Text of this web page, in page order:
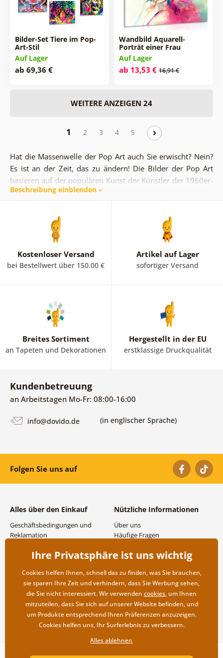
Bilder-Set Tiere im Pop-
Art-Stil
Auf Lager
ab 69,36 €
Wandbild Aquarell-
Porträt einer Frau
Auf Lager
ab 13,53 € 16,91 €
WEITERE ANZEIGEN 24
1 2 3 4 5
Hat die Massenwelle der Pop Art auch Sie erwischt? Nein?
Es ist an der Zeit, das zu ändern! Die Bilder der Pop Art
basieren auf der populären Kunst der Künstler der 1960er-
Jahre. Mit Pop-Art-Wandbildern können Sie die richtige
Überzeugung kreieren. Pop-Art-Bilder bringen einen Hauch
von Großstadtkultur aus London und New York sowie
einen Hauch von kommerzieller Kunst in Ihr Zuhause.
berühmtesten Elemente der Pop Art sind Gemälde, auf
denen berühmte Produkte und
Persönlichkeiten
Presley. Pop Art hat definitiv eine interessante Wirkung auf
uns. Werfen Sie einen Blick auf die Pop-Art-Bilder in
unserem Sortiment.
Beschreibung einblenden
Kostenloser Versand
bei Bestellwert über 150.00 €
Artikel auf Lager
sofortiger Versand
Breites Sortiment
an Tapeten und Dekorationen
Hergestellt in der EU
erstklassige Druckqualität
Kundenbetreuung
an Arbeitstagen Mo-Fr: 08:00-16:00
info@dovido.de (in englischer Sprache)
Folgen Sie uns auf
Alles über den Einkauf
Geschäftsbedingungen und
Reklamation
Versand- und
Rücksendung der Ware
Nützliche Informationen
Über uns
Häufige Fragen
Großhandel und
Ihre Privatsphäre ist uns wichtig
Cookies helfen Ihnen, schnell das zu finden, was Sie brauchen,
sie sparen Ihre Zeit und verhindern, dass Sie Werbung sehen,
die Sie nicht interessiert. Wir verwenden cookies, um Ihnen
mitzuteilen, dass Sie sich auf unserer Website befinden, und
um Produkte entsprechend Ihren Präferenzen anzuzeigen.
Cookies helfen uns, Ihr Surferlebnis zu verbessern.
Alles ablehnen